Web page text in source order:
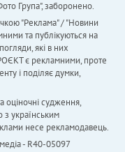
Група", заборонено.
"Реклама" / "Новини
та публікуються на
які в них
є рекламними, проте
і поділяє думки,
оціночні судження,
з українським
несе рекламодавець.
- R40-05097